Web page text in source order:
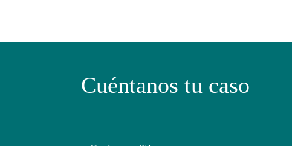
Cuéntanos tu caso